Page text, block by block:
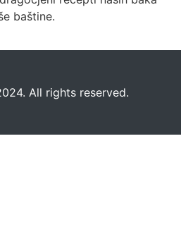
baštine.
All rights reserved.